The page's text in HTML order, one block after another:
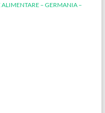
– GERMANIA –